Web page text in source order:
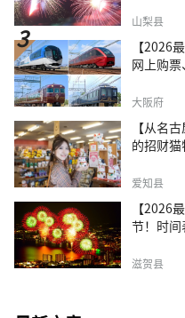
山梨县
【2026
网上购
大阪府
【从名
的招财
爱知县
【2026
节！时
滋贺县